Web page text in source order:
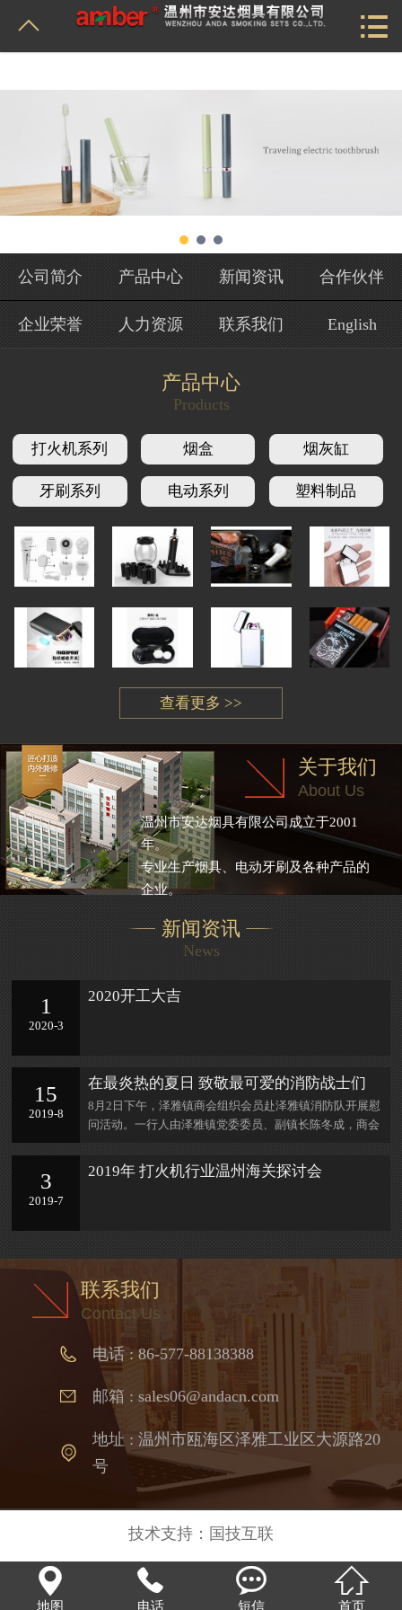
首页
新闻资讯
企业荣誉
人力资源


公司简介 产品中心 新闻资讯 合作伙伴
企业荣誉 人力资源 联系我们 English
产品中心
Products
打火机系列 烟盒 烟灰缸
牙刷系列 电动系列 塑料制品
查看更多 >>
关于我们
About Us
温州市安达烟具有限公司成立于2001
年。
专业生产烟具、电动牙刷及各种产品的
企业。
新闻资讯
News
1
2020-3
2020开工大吉
15
2019-8
在最炎热的夏日 致敬最可爱的消防战士们
8月2日下午，泽雅镇商会组织会员赴泽雅镇消防队开展慰
问活动。一行人由泽雅镇党委委员、副镇长陈冬成，商会
3
2019-7
2019年 打火机行业温州海关探讨会
联系我们
Contact Us
电话 : 86-577-88138388
邮箱 : sales06@andacn.com
地址 : 温州市瓯海区泽雅工业区大源路20
号
技术支持： 国技互联

地图

电话

短信

首页